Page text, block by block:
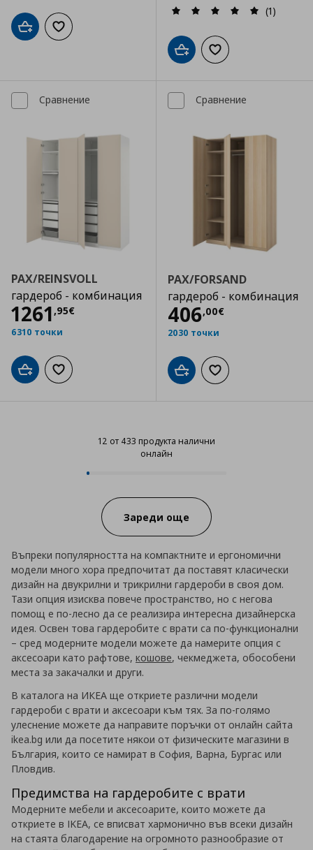
Добави в кошницата
Добави към списъка с любими
(1)
Добави в кошницата
Добави към
Сравнение
PAX/REINSVOLL
гардероб - комбинация
1261 ,95€
Цена1261,95 €
6310 точки
Добави в кошницата
Добави към списъка с любими
Сравнение
PAX/FORSAND
гардероб - комбинация
406,00€
Цена406,00 €
2030 точки
Добави в кошницата
Добави към
12 от 433 продукта налични
онлайн
Progress:
Зареди още
Въпреки популярността на компактните и ергономични
модели много хора предпочитат да поставят класически
дизайн на двукрилни и трикрилни гардероби в своя дом.
Тази опция изисква повече пространство, но с негова
помощ е по-лесно да се реализира интересна дизайнерска
идея. Освен това гардеробите с врати са по-функционални
– сред модерните модели можете да намерите опция с
аксесоари като рафтове, кошове, чекмеджета, обособени
места за закачалки и други.
В каталога на ИКЕА ще откриете различни модели
гардероби с врати и аксесоари към тях. За по-голямо
улеснение можете да направите поръчки от онлайн сайта
ikea.bg или да посетите някои от физическите магазини в
България, които се намират в София, Варна, Бургас или
Пловдив.
Предимства на гардеробите с врати
Модерните мебели и аксесоарите, които можете да
откриете в IKEA, се вписват хармонично във всеки дизайн
на стаята благодарение на огромното разнообразие от